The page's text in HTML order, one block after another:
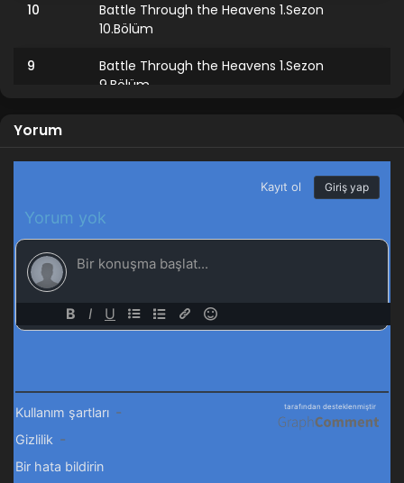
10
Battle Through the Heavens 1.Sezon
10.Bölüm
9
Battle Through the Heavens 1.Sezon
9.Bölüm
Battle Through the Heavens 1.Sezon
5
5.Bölüm
Battle Through the Heavens 1.Sezon
3.Bölüm
2.Bölüm
Yorum